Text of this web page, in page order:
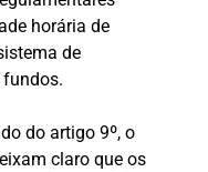
horária de
de
fundos.
do artigo 9º, o
claro que os